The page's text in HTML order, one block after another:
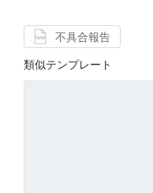
不具合報告
類似テンプレート